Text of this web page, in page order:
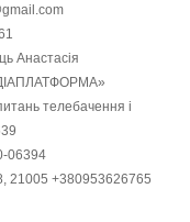
Анастасія
телебачення і
06394
21005 +380953626765